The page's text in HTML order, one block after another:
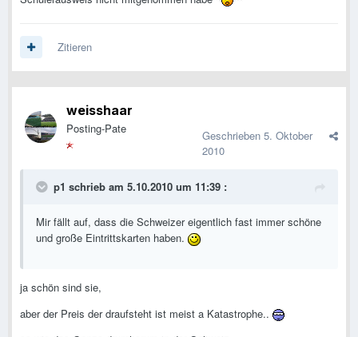
Zitieren
weisshaar
Posting-Pate Geschrieben 5. Oktober
2010
p1 schrieb am 5.10.2010 um 11:39 :
Mir fällt auf, dass die Schweizer eigentlich fast immer schöne
und große Eintrittskarten haben.
ja schön sind sie,
aber der Preis der draufsteht ist meist a Katastrophe..